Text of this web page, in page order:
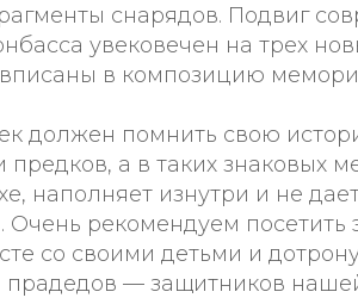
снарядов. Подвиг
увековечен на трех
в композицию
должен помнить свою
предков, а в таких знаковых
наполняет изнутри и не
Очень рекомендуем посетить
со своими детьми и
прадедов — защитников